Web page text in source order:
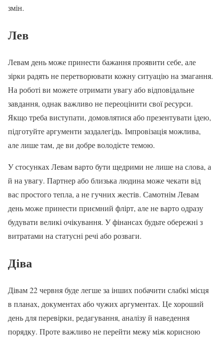
змін.
Лев
Левам день може принести бажання проявити себе, але
зірки радять не перетворювати кожну ситуацію на змагання.
На роботі ви можете отримати увагу або відповідальне
завдання, однак важливо не переоцінити свої ресурси.
Якщо треба виступати, домовлятися або презентувати ідею,
підготуйте аргументи заздалегідь. Імпровізація можлива,
але лише там, де ви добре володієте темою.
У стосунках Левам варто бути щедрими не лише на слова, а
й на увагу. Партнер або близька людина може чекати від
вас простого тепла, а не гучних жестів. Самотнім Левам
день може принести приємний флірт, але не варто одразу
будувати великі очікування. У фінансах будьте обережні з
витратами на статусні речі або розваги.
Діва
Дівам 22 червня буде легше за інших побачити слабкі місця
в планах, документах або чужих аргументах. Це хороший
день для перевірки, редагування, аналізу й наведення
порядку. Проте важливо не перейти межу між корисною